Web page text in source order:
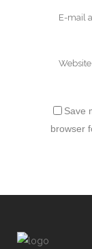
Save
browser